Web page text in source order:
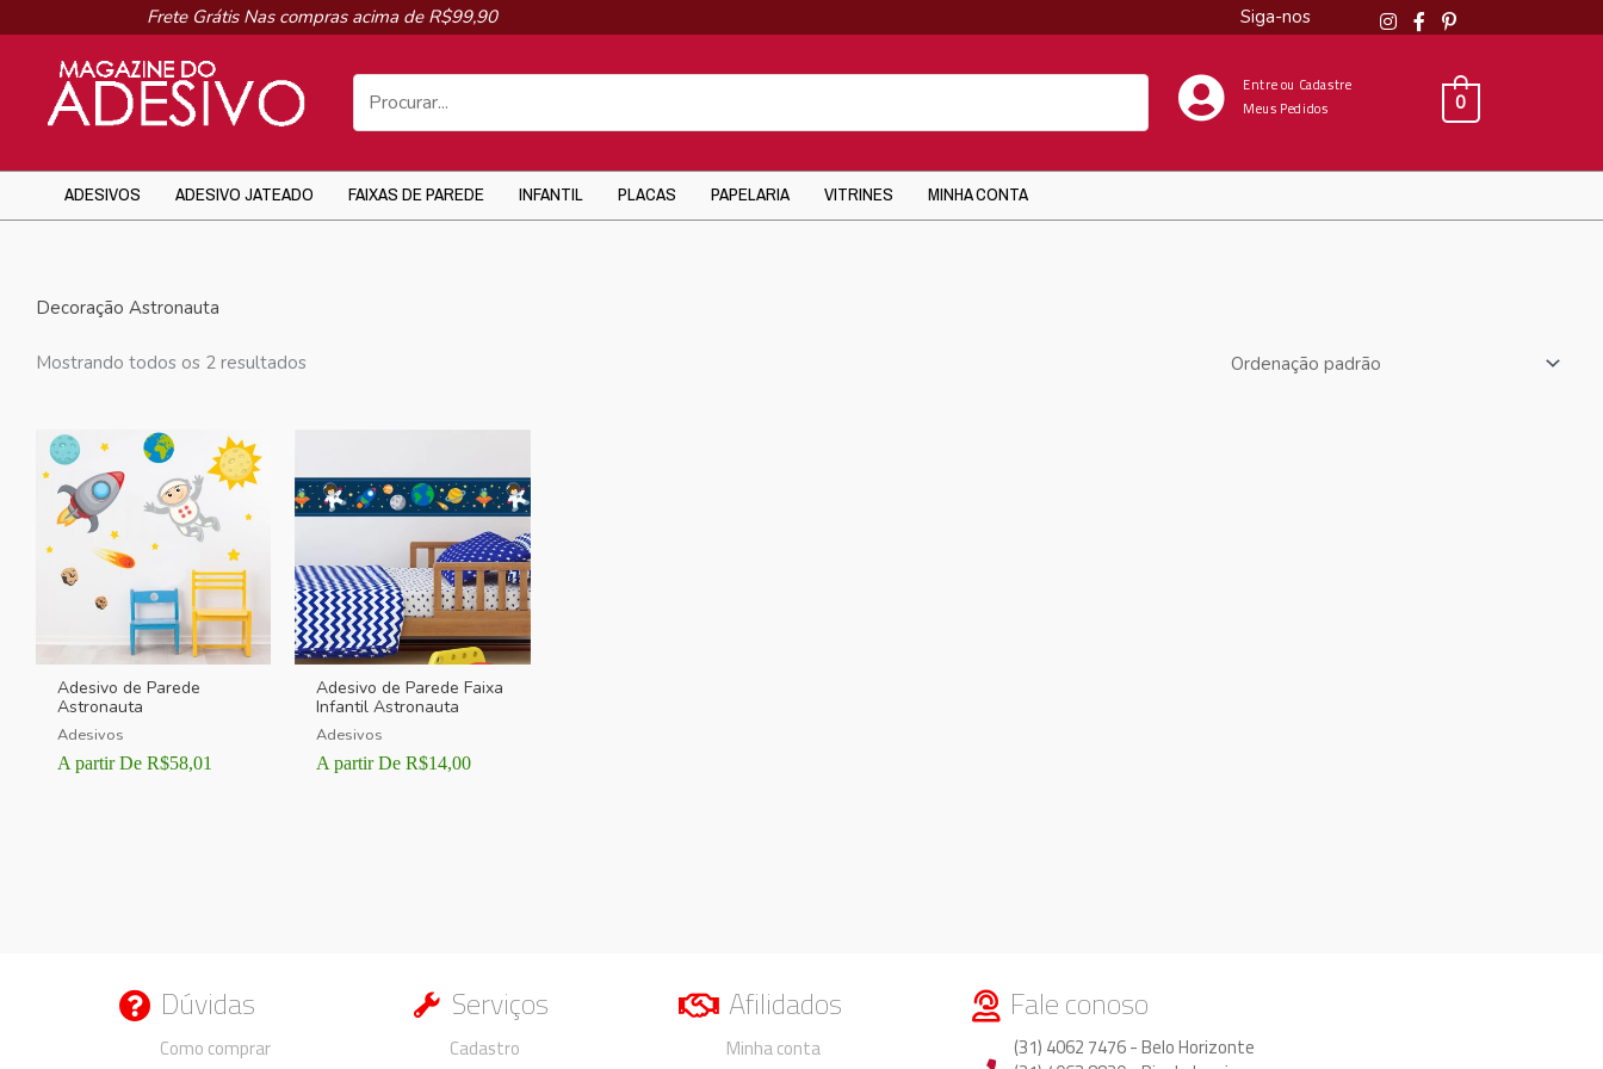
conteúdo
Frete Grátis Nas compras acima de R$99,90 Siga-nos
Entre ou Cadastre
Meus Pedidos
0
ADESIVOS ADESIVO JATEADO FAIXAS DE PAREDE INFANTIL PLACAS PAPELARIA VITRINES MINHA CONTA
Decoração Astronauta
Mostrando todos os 2 resultados
Adesivo de Parede
Astronauta
Adesivos
A partir De R$58,01
Adesivo de Parede Faixa
Infantil Astronauta
Adesivos
A partir De R$14,00
Duvidas
Dúvidas
Como comprar
Duvidas
Serviços
Cadastro
Duvidas
Afilidados
Minha conta
Duvidas
Fale conoso
(31) 4062 7476 - Belo Horizonte